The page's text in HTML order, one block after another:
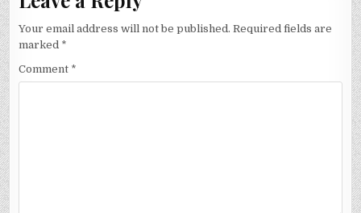
Your email address will not be published. Required fields are
marked *
Comment *